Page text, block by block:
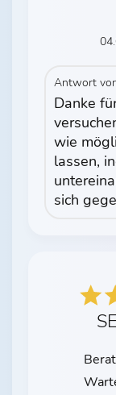
Antwort
Danke
wie
lassen,
sich